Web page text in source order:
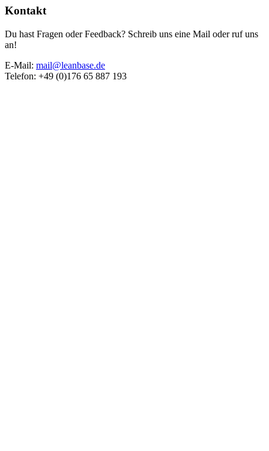
Kontakt
Du hast Fragen oder Feedback? Schreib uns eine Mail oder ruf uns
an!
E-Mail: mail@leanbase.de
Telefon: +49 (0)176 65 887 193